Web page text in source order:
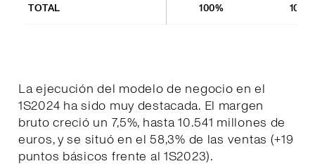
TOTAL 100% 100%
La ejecución del modelo de negocio en el
1S2024 ha sido muy destacada. El margen
bruto creció un 7,5%, hasta 10.541 millones de
euros, y se situó en el 58,3% de las ventas (+19
puntos básicos frente al 1S2023).